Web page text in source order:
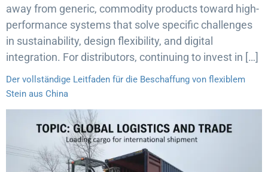
away from generic, commodity products toward high-
performance systems that solve specific challenges
in sustainability, design flexibility, and digital
integration. For distributors, continuing to invest in […]
Der vollständige Leitfaden für die Beschaffung von flexiblem
Stein aus China